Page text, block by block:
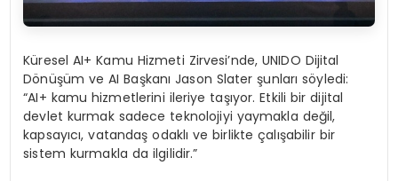
Küresel AI+ Kamu Hizmeti Zirvesi’nde, UNIDO Dijital
Dönüşüm ve AI Başkanı Jason Slater şunları söyledi:
“AI+ kamu hizmetlerini ileriye taşıyor. Etkili bir dijital
devlet kurmak sadece teknolojiyi yaymakla değil,
kapsayıcı, vatandaş odaklı ve birlikte çalışabilir bir
sistem kurmakla da ilgilidir.”